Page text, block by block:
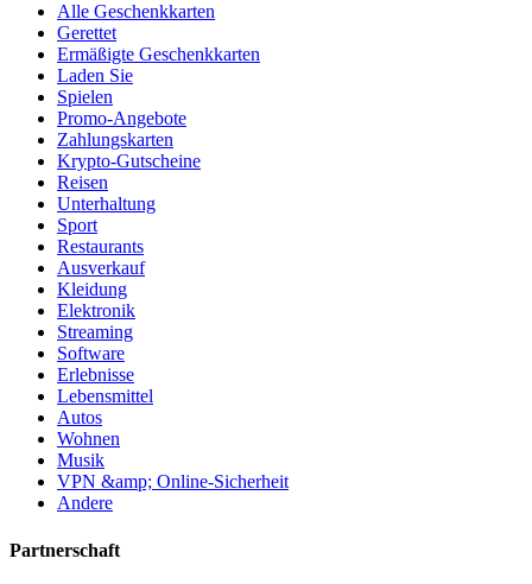
Alle Geschenkkarten
Gerettet
Ermäßigte Geschenkkarten
Laden Sie
Spielen
Promo-Angebote
Zahlungskarten
Krypto-Gutscheine
Reisen
Unterhaltung
Sport
Restaurants
Ausverkauf
Kleidung
Elektronik
Streaming
Software
Erlebnisse
Lebensmittel
Autos
Wohnen
Musik
VPN &amp; Online-Sicherheit
Andere
Partnerschaft